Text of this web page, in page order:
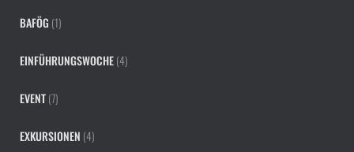
BAFÖG (1)
EINFÜHRUNGSWOCHE(4)
EVENT(7)
EXKURSIONEN (4)